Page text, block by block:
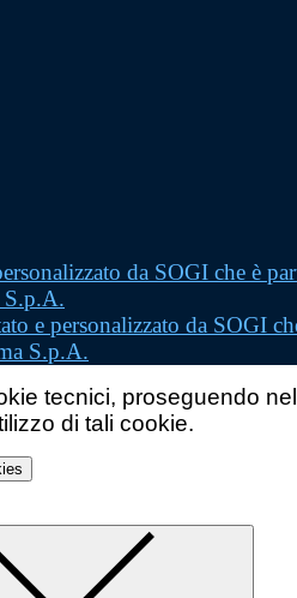
e personalizzato da SOGI
S.p.A.
tecnici, proseguendo
di tali cookie.